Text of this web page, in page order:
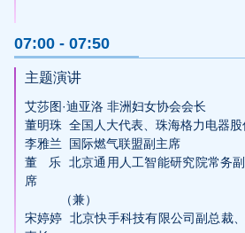
07:00 - 07:50
主题演讲
艾莎图·迪亚洛 非洲妇女协会会长
董明珠  全国人大代表、珠海格力电器
李雅兰  国际燃气联盟副主席
董   乐  北京通用人工智能研究院常务
席
宋婷婷  北京快手科技有限公司副总裁